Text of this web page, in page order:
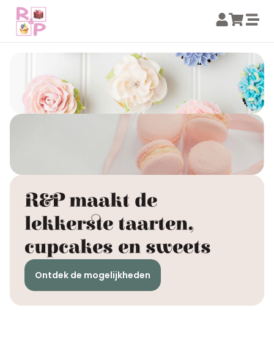
R&P maakt de
lekkerste taarten,
cupcakes en sweets
Ontdek de mogelijkheden